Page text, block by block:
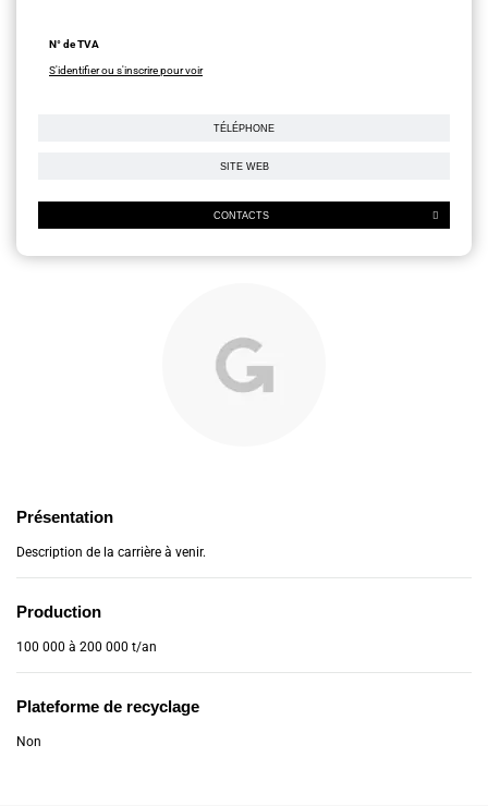
N° de TVA
S'identifier ou s'inscrire pour voir
TÉLÉPHONE
SITE WEB
CONTACTS
Présentation
Description de la carrière à venir.
Production
100 000 à 200 000 t/an
Plateforme de recyclage
Non